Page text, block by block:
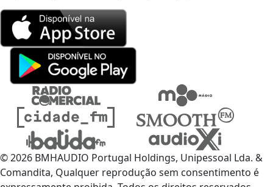
© 2026 BMHAUDIO Portugal Holdings, Unipessoal Lda. &
Comandita, Qualquer reprodução sem consentimento é